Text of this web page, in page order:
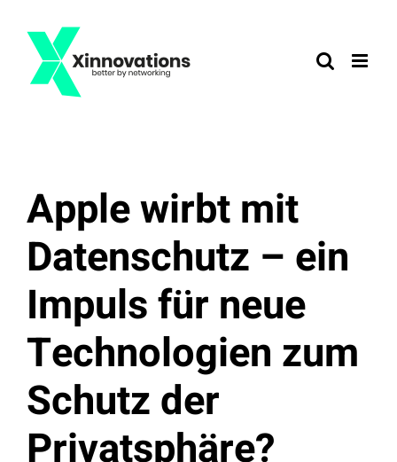
Inhalt
springen
Apple wirbt mit
Datenschutz – ein
Impuls für neue
Technologien zum
Schutz der
Privatsphäre?